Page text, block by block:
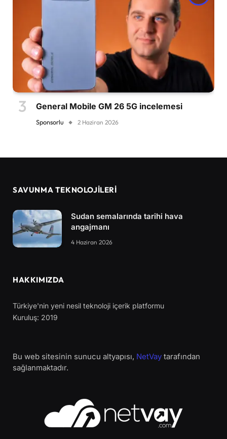
General Mobile GM 26 5G incelemesi
Sponsorlu 2 Haziran 2026
SAVUNMA TEKNOLOJİLERİ
Sudan semalarında tarihi hava
angajmanı
4 Haziran 2026
HAKKIMIZDA
Türkiye'nin yeni nesil teknoloji içerik platformu
Kuruluş: 2019
Bu web sitesinin sunucu altyapısı, NetVay tarafından
sağlanmaktadır.